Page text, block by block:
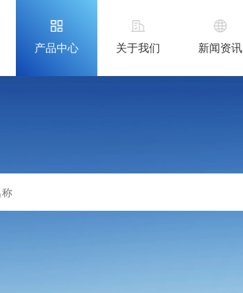
产品中心 关于我们 新闻资讯